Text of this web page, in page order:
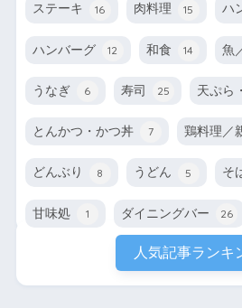
ステーキ 16 肉料理 15 ハ
ハンバーグ 12 和食 14 魚
うなぎ 6 寿司 25 天ぷら
とんかつ・かつ丼 7 鶏料理／
どんぶり 8 うどん 5 そ
甘味処 1 ダイニングバー 26
人気記事ランキ